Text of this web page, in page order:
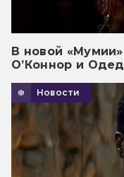
В новой
О’Коннор и
Новости